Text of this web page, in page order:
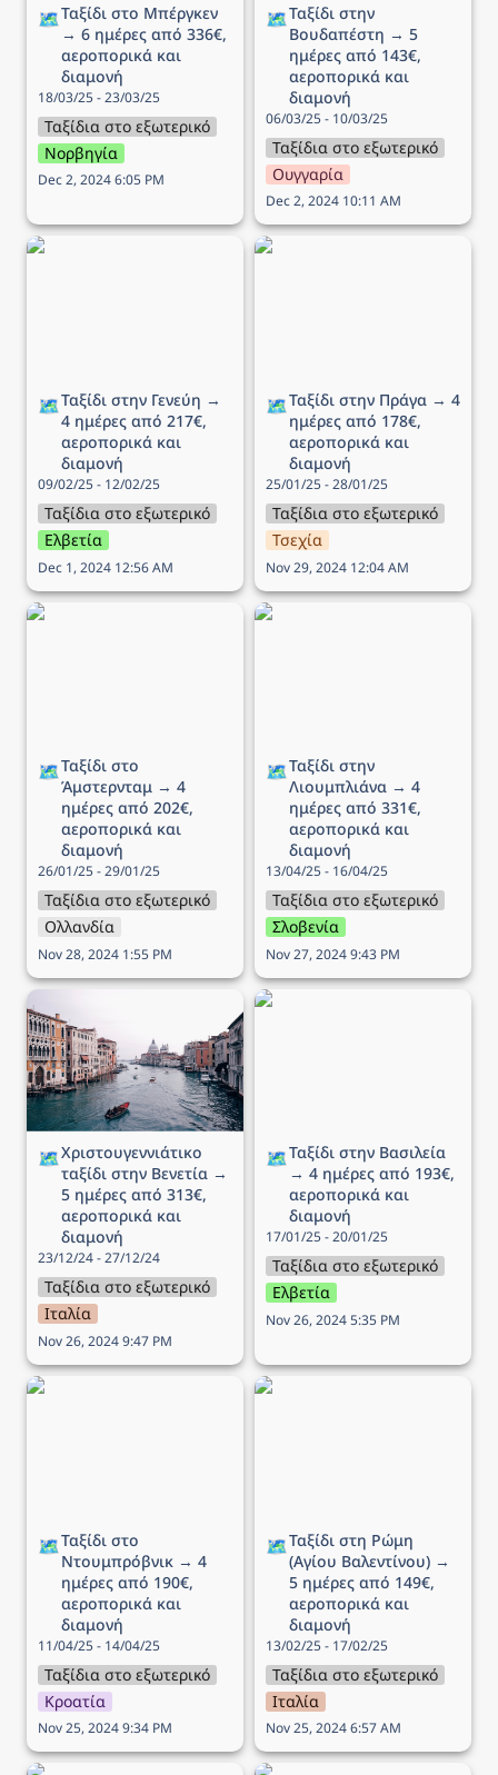
🗺️Ταξίδι στo Μπέργκεν
→ 6 ημέρες από 336€,
αεροπορικά και
διαμονή
18/03/25 - 23/03/25
Ταξίδια στο εξωτερικό
Νορβηγία
Dec 2, 2024 6:05 PM
🗺️Ταξίδι στην
Βουδαπέστη → 5
ημέρες από 143€,
αεροπορικά και
διαμονή
06/03/25 - 10/03/25
Ταξίδια στο εξωτερικό
Ουγγαρία
Dec 2, 2024 10:11 AM
Ταξίδι στην Γενεύη → 4
🗺️Ταξίδι στην Γενεύη →
4 ημέρες από 217€,
αεροπορικά και
διαμονή
09/02/25 - 12/02/25
Ταξίδια στο εξωτερικό
Ελβετία
Dec 1, 2024 12:56 AM
Ταξίδι στην Πράγα → 4
🗺️Ταξίδι στην Πράγα → 4
ημέρες από 178€,
αεροπορικά και
διαμονή
25/01/25 - 28/01/25
Ταξίδια στο εξωτερικό
Τσεχία
Nov 29, 2024 12:04 AM
Ταξίδι στο Άμστερνταμ →
🗺️Ταξίδι στο
Άμστερνταμ → 4
ημέρες από 202€,
αεροπορικά και
διαμονή
26/01/25 - 29/01/25
Ταξίδια στο εξωτερικό
Ολλανδία
Nov 28, 2024 1:55 PM
Ταξίδι στην Λιουμπλιάνα
🗺️Ταξίδι στην
Λιουμπλιάνα → 4
ημέρες από 331€,
αεροπορικά και
διαμονή
13/04/25 - 16/04/25
Ταξίδια στο εξωτερικό
Σλοβενία
Nov 27, 2024 9:43 PM
Χριστουγεννιάτικο ταξίδι
στην Βενετία → 5 ημέρες
από 313€, αεροπορικά
και διαμονή
🗺️Χριστουγεννιάτικο
ταξίδι στην Βενετία →
5 ημέρες από 313€,
αεροπορικά και
διαμονή
23/12/24 - 27/12/24
Ταξίδια στο εξωτερικό
Ιταλία
Nov 26, 2024 9:47 PM
Ταξίδι στην Βασιλεία → 4
🗺️Ταξίδι στην Βασιλεία
→ 4 ημέρες από 193€,
αεροπορικά και
διαμονή
17/01/25 - 20/01/25
Ταξίδια στο εξωτερικό
Ελβετία
Nov 26, 2024 5:35 PM
Ταξίδι στο Ντουμπρόβνικ
🗺️Ταξίδι στο
Ντουμπρόβνικ → 4
ημέρες από 190€,
αεροπορικά και
διαμονή
11/04/25 - 14/04/25
Ταξίδια στο εξωτερικό
Κροατία
Nov 25, 2024 9:34 PM
Ταξίδι στη Ρώμη (Αγίου
🗺️Ταξίδι στη Ρώμη
(Αγίου Βαλεντίνου) →
5 ημέρες από 149€,
αεροπορικά και
διαμονή
13/02/25 - 17/02/25
Ταξίδια στο εξωτερικό
Ιταλία
Nov 25, 2024 6:57 AM